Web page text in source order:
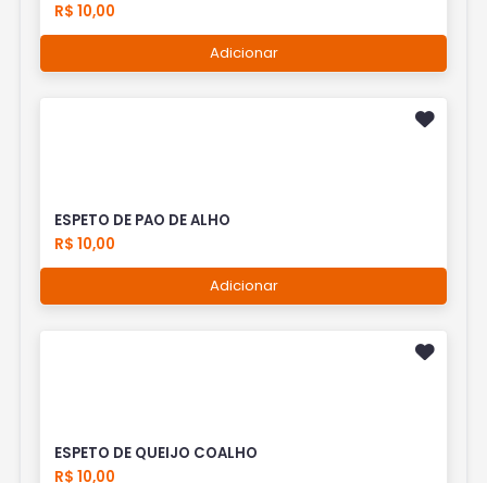
R$ 10,00
Adicionar
ESPETO DE PAO DE ALHO
R$ 10,00
Adicionar
ESPETO DE QUEIJO COALHO
R$ 10,00